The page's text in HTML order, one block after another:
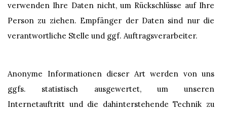
verwenden Ihre Daten nicht, um Rückschlüsse auf Ihre
Person zu ziehen. Empfänger der Daten sind nur die
verantwortliche Stelle und ggf. Auftragsverarbeiter.
Anonyme Informationen dieser Art werden von uns
ggfs. statistisch ausgewertet, um unseren
Internetauftritt und die dahinterstehende Technik zu